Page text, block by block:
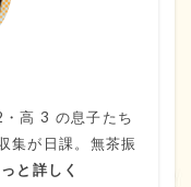
高 3 の息子たち
集が日課。無茶振
と詳しく